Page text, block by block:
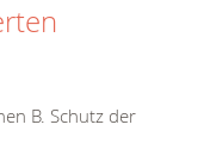
B. Schutz der